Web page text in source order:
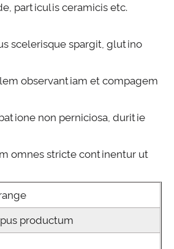
particulis ceramicis etc.
scelerisque spargit, glutino
observantiam et compagem
non perniciosa, duritie
omnes stricte continentur ut
productum